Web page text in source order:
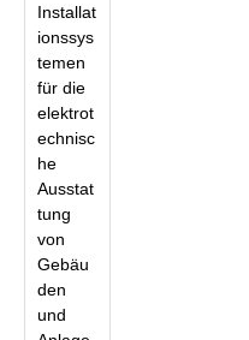
Installat
ionssys
temen
für die
elektrot
echnisc
he
Ausstat
tung
von
Gebäu
den
und